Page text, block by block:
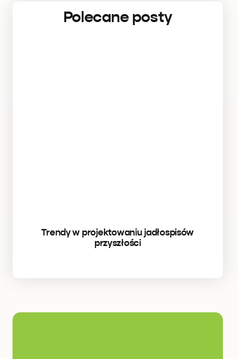
Polecane posty
Trendy w projektowaniu jadłospisów
przyszłości